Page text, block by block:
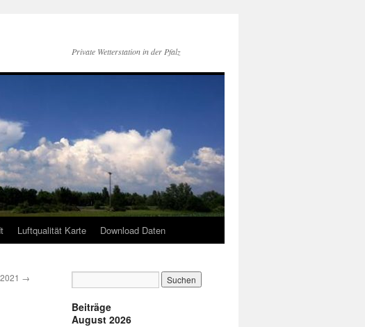
Private Wetterstation in der Pfalz
Luftqualität Karte Download Daten
→
Beiträge
August 2026